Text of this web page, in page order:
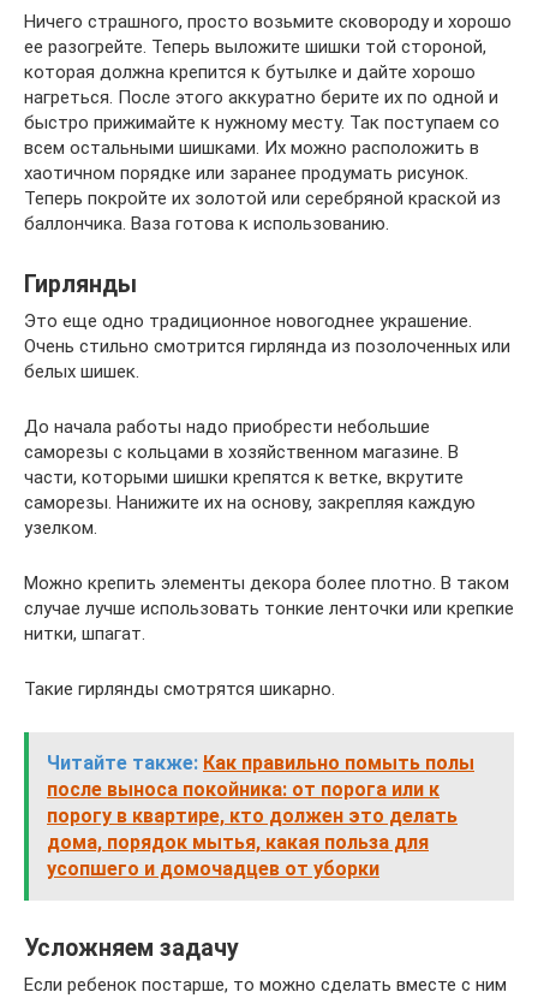
Ничего страшного, просто возьмите сковороду и хорошо
ее разогрейте. Теперь выложите шишки той стороной,
которая должна крепится к бутылке и дайте хорошо
нагреться. После этого аккуратно берите их по одной и
быстро прижимайте к нужному месту. Так поступаем со
всем остальными шишками. Их можно расположить в
хаотичном порядке или заранее продумать рисунок.
Теперь покройте их золотой или серебряной краской из
баллончика. Ваза готова к использованию.
Гирлянды
Это еще одно традиционное новогоднее украшение.
Очень стильно смотрится гирлянда из позолоченных или
белых шишек.
До начала работы надо приобрести небольшие
саморезы с кольцами в хозяйственном магазине. В
части, которыми шишки крепятся к ветке, вкрутите
саморезы. Нанижите их на основу, закрепляя каждую
узелком.
Можно крепить элементы декора более плотно. В таком
случае лучше использовать тонкие ленточки или крепкие
нитки, шпагат.
Такие гирлянды смотрятся шикарно.
Читайте также: Как правильно помыть полы
после выноса покойника: от порога или к
порогу в квартире, кто должен это делать
дома, порядок мытья, какая польза для
усопшего и домочадцев от уборки
Усложняем задачу
Если ребенок постарше, то можно сделать вместе с ним